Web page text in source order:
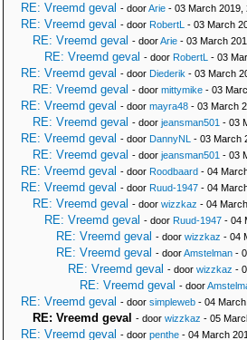
RE: Vreemd geval - doorArie - 03 March 2019,
RE: Vreemd geval - door RobertL - 03 March
RE: Vreemd geval - doorArie - 03 March
RE: Vreemd geval - door RobertL - 03
RE: Vreemd geval - door Diederik - 03 March
RE: Vreemd geval - door mittymike - 03
RE: Vreemd geval - door mayra48 - 03 March
RE: Vreemd geval - door jeansman501 - 03
RE: Vreemd geval - door DannyNL - 03 March
RE: Vreemd geval - door jeansman501 - 03
RE: Vreemd geval - door Roodbaard - 04
RE: Vreemd geval - door Ruud-1947 - 04
RE: Vreemd geval - door wizzkaz - 04
RE: Vreemd geval - door Ruud-1947 - 04
RE: Vreemd geval - door wizzkaz - 04
RE: Vreemd geval - doorAmstelman -
RE: Vreemd geval - door wizzkaz -
RE: Vreemd geval - door
RE: Vreemd geval - door simpleweb - 04
RE: Vreemd geval - door wizzkaz - 05
RE: Vreemd geval - door penthe - 04 March